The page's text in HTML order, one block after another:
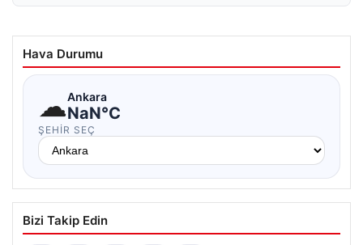
Hava Durumu
☁Ankara
NaN°C
ŞEHIR SEÇ
Bizi Takip Edin